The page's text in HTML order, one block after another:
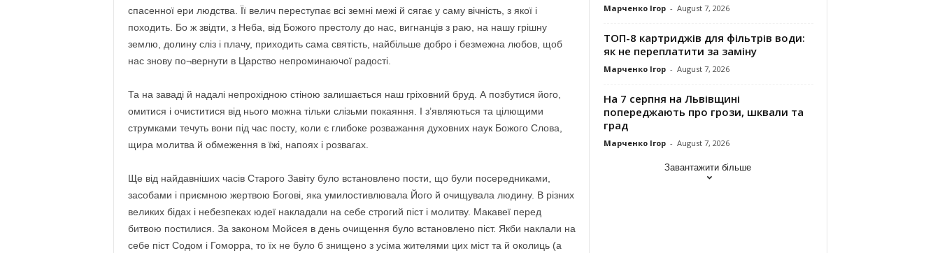
спасенної ери людства. Її велич переступає всі земні межі й сягає у саму вічність, з якої і
походить. Бо ж звідти, з Неба, від Божого престолу до нас, вигнанців з раю, на нашу грішну
землю, долину сліз і плачу, приходить сама святість, найбільше добро і безмежна любов, щоб
нас знову по¬вернути в Царство непроминаючої радості.
Та на заваді й надалі непрохідною стіною залишається наш гріховний бруд. А позбутися його,
омитися і очиститися від нього можна тільки слізьми покаяння. І з’являються та цілющими
струмками течуть вони під час посту, коли є глибоке розважання духовних наук Божого Слова,
щира молитва й обмеження в їжі, напоях і розвагах.
Ще від найдавніших часів Старого Завіту було встановлено пости, що були посередниками,
засобами і приємною жертвою Богові, яка умилостивлювала Його й очищувала людину. В різних
великих бідах і небезпеках юдеї накладали на себе строгий піст і молитву. Макавеї перед
битвою постилися. За законом Мойсея в день очищення було встановлено піст. Якби наклали на
себе піст Содом і Гоморра, то їх не було б знищено з усіма жителями цих міст та й околиць (а
Марченко Ігор - August 7, 2026
ТОП-8 картриджів для фільтрів води:
як не переплатити за заміну
Марченко Ігор - August 7, 2026
На 7 серпня на Львівщині
попереджають про грози, шквали та
град
Марченко Ігор - August 7, 2026
Завантажити більше